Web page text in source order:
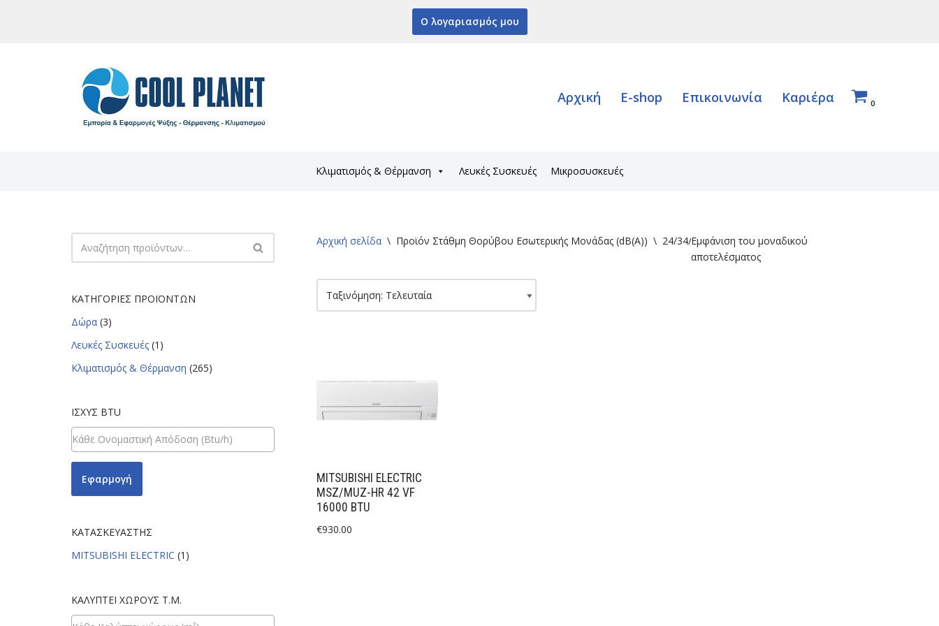
Ο λογαριασμός μου
Αρχική E-shop Επικοινωνία Καριέρα 0
Κλιματισμός & Θέρμανση Λευκές Συσκευές Μικροσυσκευές
ΚΑΤΗΓΟΡΊΕΣ ΠΡΟΪΌΝΤΩΝ
Δώρα (3)
Λευκές Συσκευές (1)
Κλιματισμός & Θέρμανση (265)
ΙΣΧΎΣ BTU
Εφαρμογή
ΚΑΤΑΣΚΕΥΑΣΤΉΣ
MITSUBISHI ELECTRIC (1)
ΚΑΛΎΠΤΕΙ ΧΏΡΟΥΣ Τ.Μ.
Αρχική σελίδα \ Προϊόν Στάθμη Θορύβου Εσωτερικής Μονάδας (dB(A)) \ 24/34/39/45Εμφάνιση του μοναδικού
αποτελέσματος
MITSUBISHI ELECTRIC
MSZ/MUZ-HR 42 VF
16000 BTU
€930.00